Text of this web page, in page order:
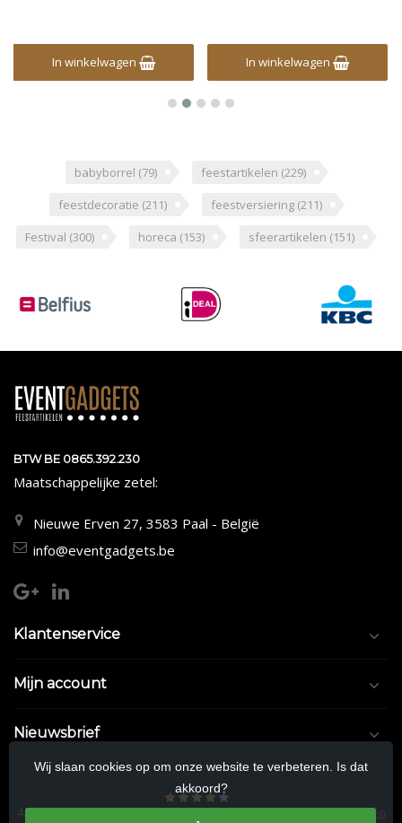
In winkelwagen In winkelwagen
babyborrel (79) feestartikelen (229)
feestdecoratie (211) feestversiering (211)
Festival (300) horeca (153) sfeerartikelen (151)
BTW BE 0865.392.230
Maatschappelijke zetel:
Nieuwe Erven 27, 3583 Paal - België
info@eventgadgets.be
Klantenservice
Mijn account
Nieuwsbrief
4.5/5sterren op basis van9/10beoordelingen.Lees 9/10 beoordelingen
Wij slaan cookies op om onze website te verbeteren. Is dat
akkoord?